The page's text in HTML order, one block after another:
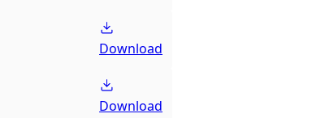
Download
Download